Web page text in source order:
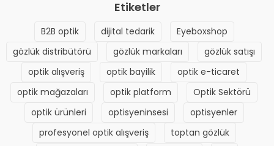
Etiketler
B2B optik dijital tedarik
Eyeboxshop
gözlük distribütörü
gözlük markaları
gözlük satışı
optik alışveriş
optik bayilik
optik e-ticaret
optik mağazaları
optik platform
Optik Sektörü
optik ürünleri
optisyeninsesi
optisyenler
profesyonel optik alışveriş
toptan gözlük